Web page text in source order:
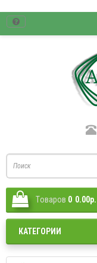
Tоваров 0 0.00р.
КАТЕГОРИИ